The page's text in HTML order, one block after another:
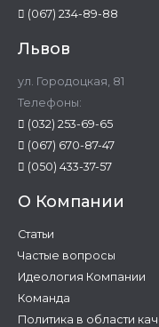
(067) 234-89-88
Львов
ул. Городоцкая, 81
Телефоны:
(032) 253-69-65
(067) 670-87-47
(050) 433-37-57
О Компании
Статьи
Частые вопросы
Идеология Компании
Команда
Политика в области